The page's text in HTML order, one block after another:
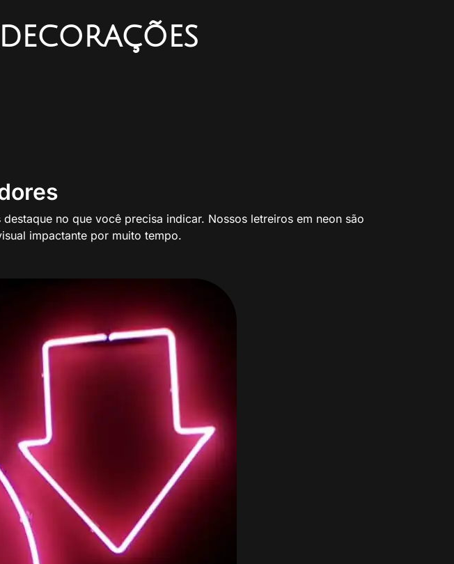
no que você precisa indicar. Nossos letreiros em neon são
impactante por muito tempo.